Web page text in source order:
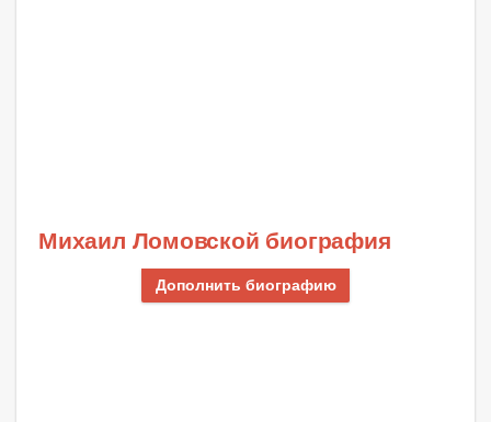
Михаил Ломовской биография
Дополнить биографию